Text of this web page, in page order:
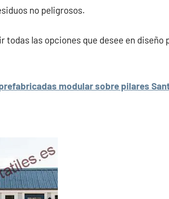
no peligrosos.
todas las opciones que desee en diseño
modular sobre pilares